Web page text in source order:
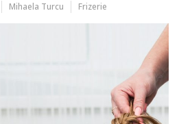
Mihaela Turcu Frizerie